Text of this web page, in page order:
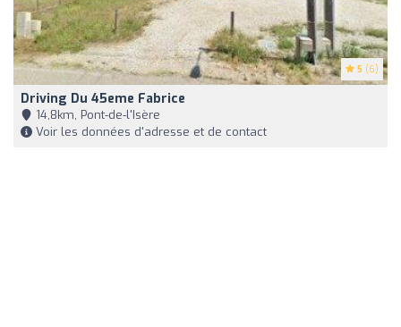
5 (6)
Driving Du 45eme Fabrice
14,8km, Pont-de-l'Isère
Voir les données d'adresse et de contact